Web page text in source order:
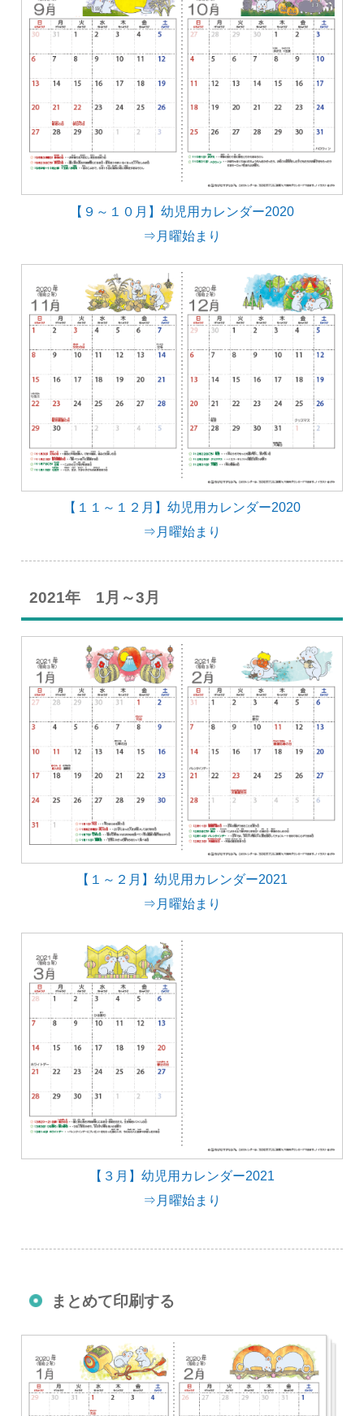
【９～１０月】幼児用カレンダー2020
⇒月曜始まり
【１１～１２月】幼児用カレンダー2020
⇒月曜始まり
2021年 1月～3月
【１～２月】幼児用カレンダー2021
⇒月曜始まり
【３月】幼児用カレンダー2021
⇒月曜始まり
まとめて印刷する